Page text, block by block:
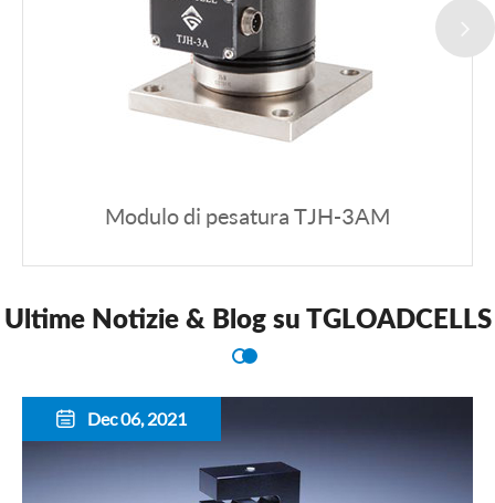
Modulo di pesatura TJH-3AM
Ultime Notizie & Blog su TGLOADCELLS
 Dec 06, 2021